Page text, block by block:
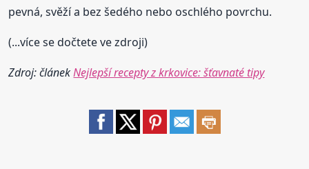
pevná, svěží a bez šedého nebo oschlého povrchu.
(...více se dočtete ve zdroji)
Zdroj: článekNejlepší recepty z krkovice: šťavnaté tipy